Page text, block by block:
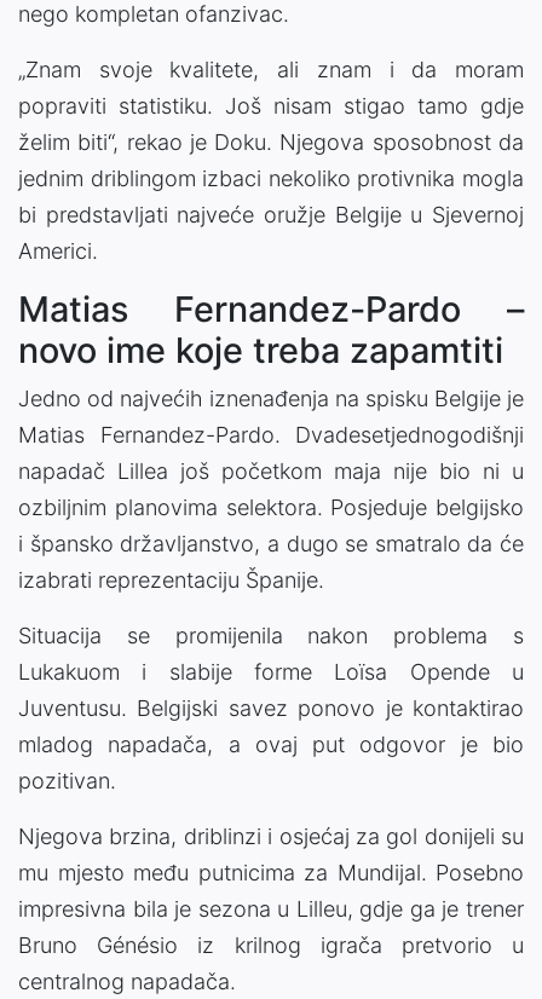
nego kompletan ofanzivac.
„Znam svoje kvalitete, ali znam i da moram
popraviti statistiku. Još nisam stigao tamo gdje
želim biti“, rekao je Doku. Njegova sposobnost da
jednim driblingom izbaci nekoliko protivnika mogla
bi predstavljati najveće oružje Belgije u Sjevernoj
Americi.
Matias Fernandez-Pardo –
novo ime koje treba zapamtiti
Jedno od najvećih iznenađenja na spisku Belgije je
Matias Fernandez-Pardo. Dvadesetjednogodišnji
napadač Lillea još početkom maja nije bio ni u
ozbiljnim planovima selektora. Posjeduje belgijsko
i špansko državljanstvo, a dugo se smatralo da će
izabrati reprezentaciju Španije.
Situacija se promijenila nakon problema s
Lukakuom i slabije forme Loïsa Opende u
Juventusu. Belgijski savez ponovo je kontaktirao
mladog napadača, a ovaj put odgovor je bio
pozitivan.
Njegova brzina, driblinzi i osjećaj za gol donijeli su
mu mjesto među putnicima za Mundijal. Posebno
impresivna bila je sezona u Lilleu, gdje ga je trener
Bruno Génésio iz krilnog igrača pretvorio u
centralnog napadača.